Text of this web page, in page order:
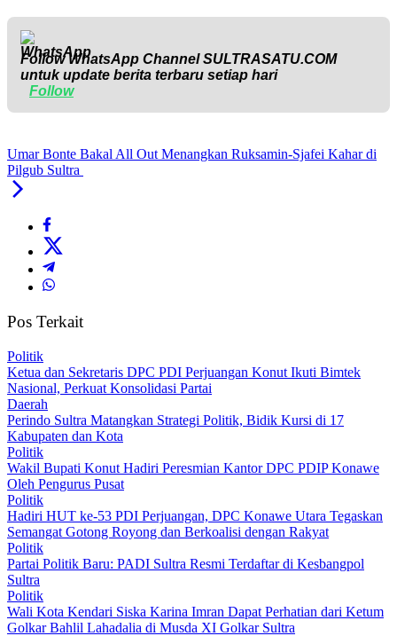
Follow WhatsApp ChannelSULTRASATU.COM
untuk update berita terbaru setiap hari
Follow
Umar Bonte Bakal All Out Menangkan Ruksamin-Sjafei Kahar di
Pilgub Sultra
Pos Terkait
Politik
Ketua dan Sekretaris DPC PDI Perjuangan Konut Ikuti Bimtek
Nasional, Perkuat Konsolidasi Partai
Daerah
Perindo Sultra Matangkan Strategi Politik, Bidik Kursi di 17
Kabupaten dan Kota
Politik
Wakil Bupati Konut Hadiri Peresmian Kantor DPC PDIP Konawe
Oleh Pengurus Pusat
Politik
Hadiri HUT ke-53 PDI Perjuangan, DPC Konawe Utara Tegaskan
Semangat Gotong Royong dan Berkoalisi dengan Rakyat
Politik
Partai Politik Baru: PADI Sultra Resmi Terdaftar di Kesbangpol
Sultra
Politik
Wali Kota Kendari Siska Karina Imran Dapat Perhatian dari Ketum
Golkar Bahlil Lahadalia di Musda XI Golkar Sultra